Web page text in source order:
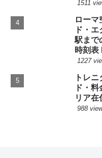
1511
ロー
ド・
駅まで
時刻表
1227
トレ
ド・
リア在
988